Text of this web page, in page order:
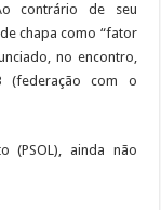
contrário de seu
chapa como “fator
no encontro,
(federação com o
(PSOL), ainda não